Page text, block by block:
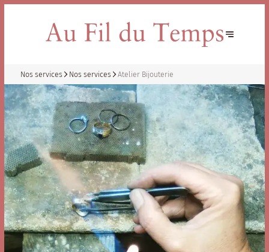
Nos services Nos services Atelier Bijouterie